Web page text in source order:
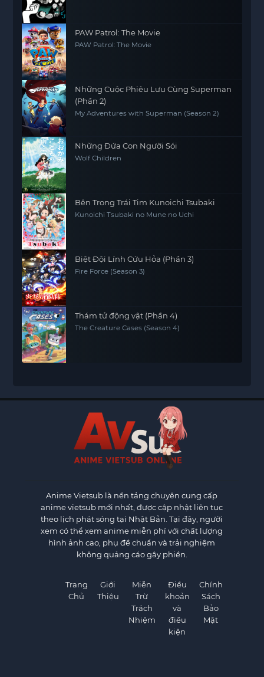
PAW Patrol: The Movie
PAW Patrol: The Movie
Những Cuộc Phiêu Lưu Cùng Superman
(Phần 2)
My Adventures with Superman (Season 2)
Những Đứa Con Người Sói
Wolf Children
Bên Trong Trái Tim Kunoichi Tsubaki
Kunoichi Tsubaki no Mune no Uchi
Biệt Đội Lính Cứu Hỏa (Phần 3)
Fire Force (Season 3)
Thám tử động vật (Phần 4)
The Creature Cases (Season 4)
Anime Vietsub là nền tảng chuyên cung cấp
anime vietsub mới nhất, được cập nhật liên tục
theo lịch phát sóng tại Nhật Bản. Tại đây, người
xem có thể xem anime miễn phí với chất lượng
hình ảnh cao, phụ đề chuẩn và trải nghiệm
không quảng cáo gây phiền.
Trang
Chủ
Giới
Thiệu
Miễn
Trừ
Trách
Nhiệm
Điều
khoản
và
điều
kiện
Chính
Sách
Bảo
Mật